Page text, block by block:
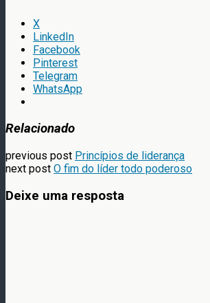
X
LinkedIn
Facebook
Pinterest
Telegram
WhatsApp
Relacionado
previous post Princípios de liderança
next post O fim do líder todo poderoso
Deixe uma resposta